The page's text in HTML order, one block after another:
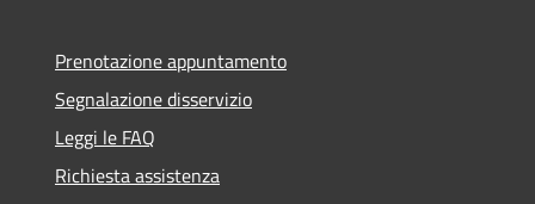
Prenotazione appuntamento
Segnalazione disservizio
Leggi le FAQ
Richiesta assistenza